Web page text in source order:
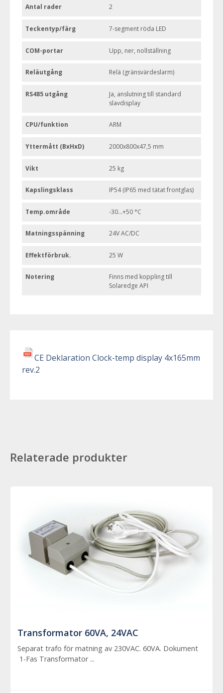
Antal rader 2
Teckentyp/färg 7-segment röda LED
COM-portar Upp, ner, nollställning
Reläutgång Relä (gränsvärdeslarm)
RS485 utgång
Ja, anslutning till standard
slavdisplay
CPU/funktion ARM
Yttermått (BxHxD) 2000x800x47,5 mm
Vikt 25 kg
Kapslingsklass IP54 (IP65 med tätat frontglas)
Temp.område -30...+50 °C
Matningsspänning 24V AC/DC
Effektförbruk. 25 W
Notering
Finns med koppling till
Solaredge API
CE Deklaration Clock-temp display 4x165mm
rev.2
Relaterade produkter
Transformator 60VA, 24VAC
Separat trafo för matning av 230VAC. 60VA. Dokument
1-Fas Transformator ...